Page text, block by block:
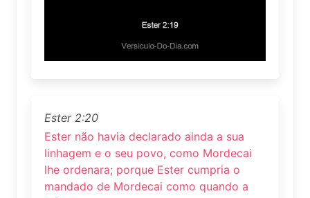
Ester 2:20
Ester não havia declarado ainda a sua
linhagem e o seu povo, como Mordecai
lhe ordenara; porque Ester cumpria o
mandado de Mordecai como quando a